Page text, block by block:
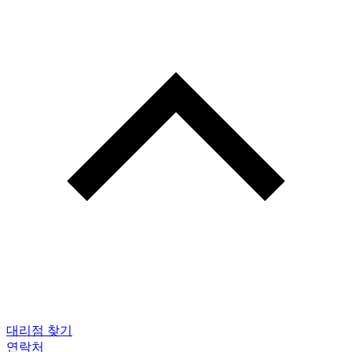
대리점 찾기
연락처